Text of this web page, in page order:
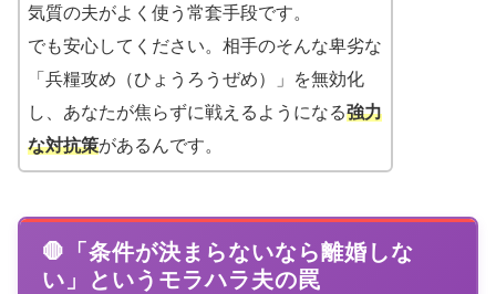
気質の夫がよく使う常套手段です。
でも安心してください。相手のそんな卑劣な
「兵糧攻め（ひょうろうぜめ）」を無効化
し、あなたが焦らずに戦えるようになる強力
な対抗策があるんです。
🛑「条件が決まらないなら離婚しな
い」というモラハラ夫の罠